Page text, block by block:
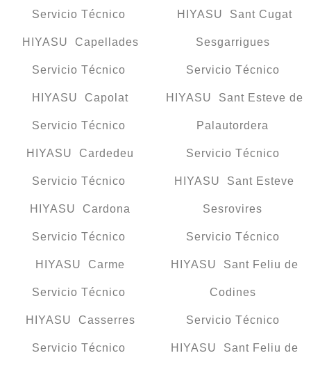
Servicio Técnico
HIYASU Capellades
Servicio Técnico
HIYASU Capolat
Servicio Técnico
HIYASU Cardedeu
Servicio Técnico
HIYASU Cardona
Servicio Técnico
HIYASU Carme
Servicio Técnico
HIYASU Casserres
Servicio Técnico
HIYASU Sant Cugat
Sesgarrigues
Servicio Técnico
HIYASU Sant Esteve de
Palautordera
Servicio Técnico
HIYASU Sant Esteve
Sesrovires
Servicio Técnico
HIYASU Sant Feliu de
Codines
Servicio Técnico
HIYASU Sant Feliu de